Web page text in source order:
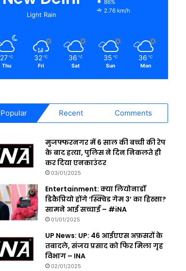
Light Rain
86%
2.76 km/h
27 ℃
Thu
32 ℃
Fri
36 ℃
Sat
35 ℃
Sun
36 ℃
Mon
Popular Recent Comments
मुजफ्फरनगर में 6 साल की बच्ची की रेप
के बाद हत्या, पुलिस ने दिन निकलते ही
कर दिया एनकाउंटर
03/01/2025
Entertainment: क्या लियोनार्डो
डिकैप्रियो होंगे ‘स्क्विड गेम 3’ का हिस्सा?
सामने आई सच्चाई – #iNA
01/01/2025
UP News: UP: 46 आईएएस अफ़सरों के
तबादले, संजय प्रसाद को फिर मिला गृह
विभाग – INA
02/01/2025